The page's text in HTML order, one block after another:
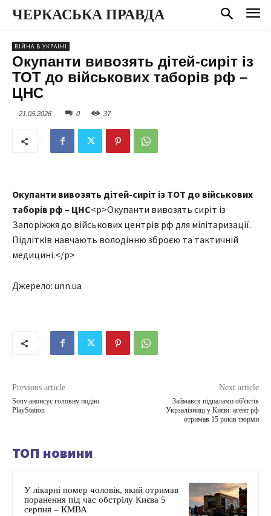
ЧЕРКАСЬКА ПРАВДА
ВІЙНА В УКРАЇНІ
Окупанти вивозять дітей-сиріт із
ТОТ до військових таборів рф –
ЦНС
21.05.2026 0 37
Окупанти вивозять дітей-сиріт із ТОТ до військових
таборів рф – ЦНС<p>Окупанти вивозять сиріт із
Запоріжжя до військових центрів рф для мілітаризації.
Підлітків навчають володінню зброєю та тактичній
медицині.</p>
Джерело: unn.ua
Previous article
Sony анонсує головну подію
PlayStation
Next article
Займався підпалами об'єктів
Укрзалізниці у Києві: агент рф
отримав 15 років тюрми
ТОП новини
У лікарні помер чоловік, який отримав
поранення під час обстрілу Києва 5
серпня – КМВА